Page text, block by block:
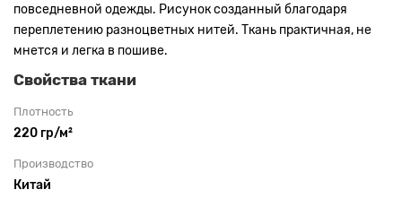
повседневной одежды. Рисунок созданный благодаря
переплетению разноцветных нитей. Ткань практичная, не
мнется и легка в пошиве.
Свойства ткани
Плотность
220 гр/м²
Производство
Китай